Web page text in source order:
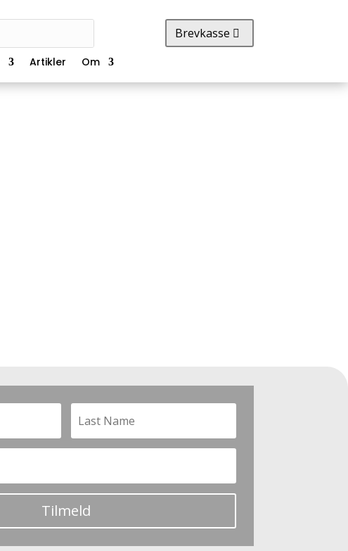
Brevkasse
Artikler Om
Tilmeld